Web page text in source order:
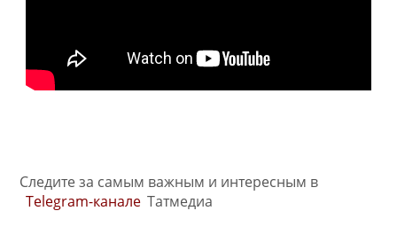
Следите за самым важным и интересным в
Telegram-канале Татмедиа